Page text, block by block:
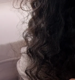
FAQ™ Pure
issa™ Teeth
Français
Polski
Türkçe